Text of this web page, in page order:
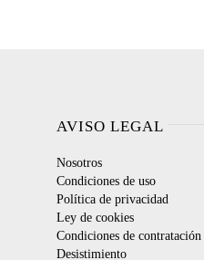
AVISO LEGAL
Nosotros
Condiciones de uso
Política de privacidad
Ley de cookies
Condiciones de contratación
Desistimiento